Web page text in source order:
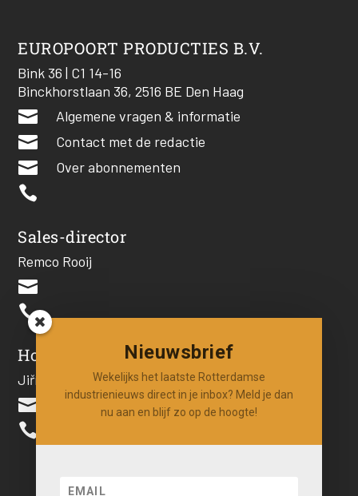
EUROPOORT PRODUCTIES B.V.
Bink 36 | C1 14-16
Binckhorstlaan 36, 2516 BE Den Haag
 Algemene vragen & informatie
 Contact met de redactie
 Over abonnementen

Sales-director
Remco Rooij


Hoofdredacteur
Jiří Hartog


Nieuwsbrief
Wekelijks het laatste Rotterdamse
industrienieuws direct in je inbox? Meld je dan
nu aan en blijf zo op de hoogte!